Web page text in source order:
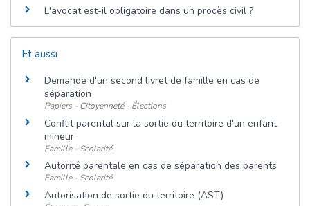
L'avocat est-il obligatoire dans un procès civil ?
Et aussi
Demande d'un second livret de famille en cas de
séparation
Papiers - Citoyenneté - Élections
Conflit parental sur la sortie du territoire d'un enfant
mineur
Famille - Scolarité
Autorité parentale en cas de séparation des parents
Famille - Scolarité
Autorisation de sortie du territoire (AST)